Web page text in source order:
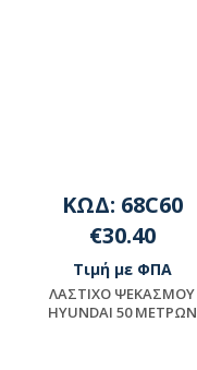
ΚΩΔ: 68C60
€30.40
Τιμή με ΦΠΑ
ΛAΣTIXO ΨEKAΣMOY
HYUNDAI 50 METPΩN